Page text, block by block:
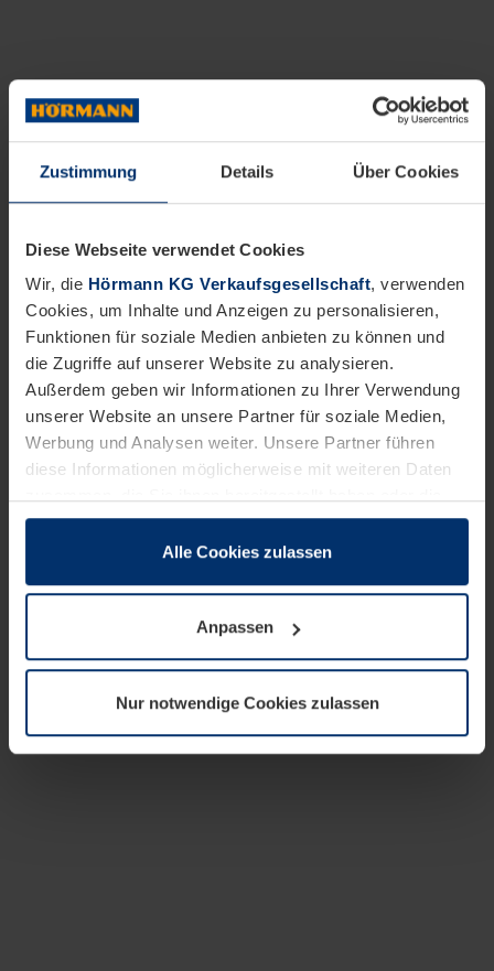
Zustimmung Details Über Cookies
Diese Webseite verwendet Cookies
Wir, die Hörmann KG Verkaufsgesellschaft, verwenden
Cookies, um Inhalte und Anzeigen zu personalisieren,
Funktionen für soziale Medien anbieten zu können und
die Zugriffe auf unserer Website zu analysieren.
Außerdem geben wir Informationen zu Ihrer Verwendung
unserer Website an unsere Partner für soziale Medien,
Werbung und Analysen weiter. Unsere Partner führen
diese Informationen möglicherweise mit weiteren Daten
sie im Rahmen Ihrer Nutzung der Dienste gesammelt
wenn diese für den Betrieb dieser Seite unbedingt
notwendig sind. Für alle anderen Cookie-Typen benötigen
wir Ihre Erlaubnis. Ihre Einwilligung können Sie jederzeit
Datenschutzerklärungunserer Website ändern oder
widerrufen.
Alle Cookies zulassen
Anpassen
Nur notwendige Cookies zulassen